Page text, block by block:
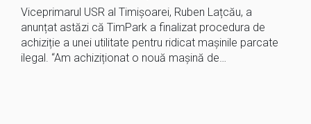
Viceprimarul USR al Timișoarei, Ruben Lațcău, a
anunțat astăzi că TimPark a finalizat procedura de
achiziție a unei utilitate pentru ridicat mașinile parcate
ilegal. “Am achiziționat o nouă mașină de…